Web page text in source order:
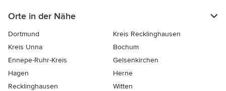
Orte in der Nähe
Dortmund
Kreis Recklinghausen
Kreis Unna
Bochum
Ennepe-Ruhr-Kreis
Gelsenkirchen
Hagen
Herne
Recklinghausen
Witten